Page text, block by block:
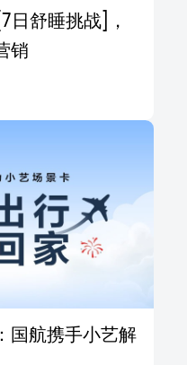
日舒睡挑战]，
销
国航携手小艺解